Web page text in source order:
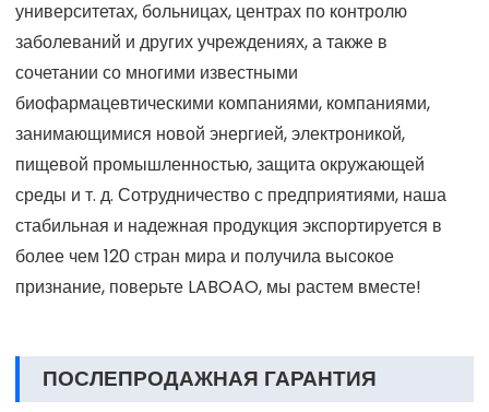
ПРИМЕРЫ КЛИЕНТОВ
Наши лабораторные инструменты и оборудование
используются во многих научных лабораториях,
научно-исследовательских учреждениях,
университетах, больницах, центрах по контролю
заболеваний и других учреждениях, а также в
сочетании со многими известными
биофармацевтическими компаниями, компаниями,
пищевой промышленностью, защита окружающей
среды и т. д. Сотрудничество с предприятиями, наша